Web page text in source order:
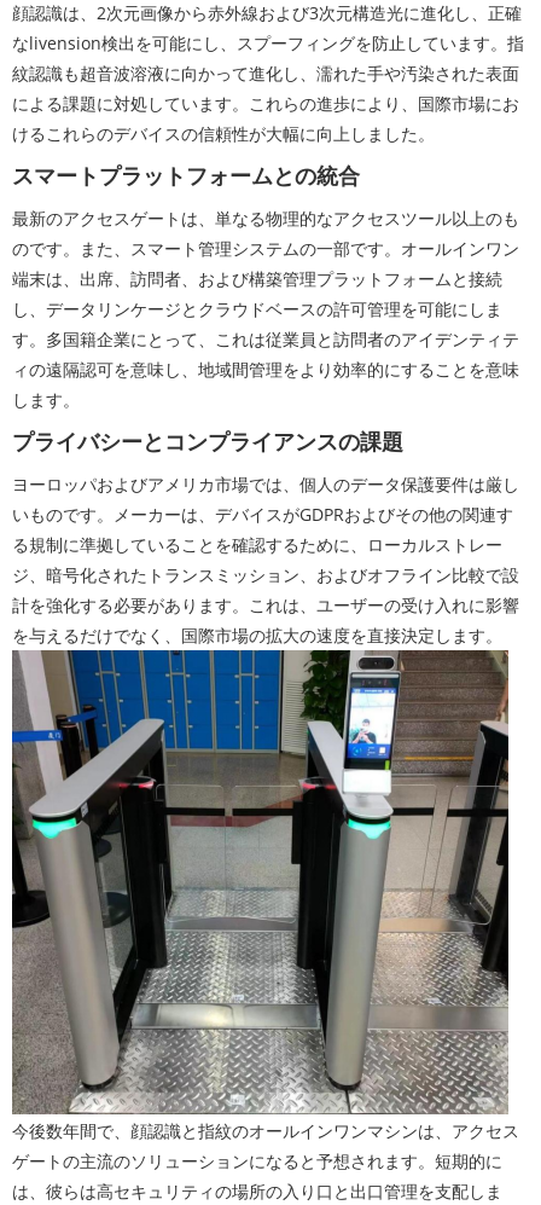
顔認識は、2次元画像から赤外線および3次元構造光に進化し、正確
なlivension検出を可能にし、スプーフィングを防止しています。指
紋認識も超音波溶液に向かって進化し、濡れた手や汚染された表面
による課題に対処しています。これらの進歩により、国際市場にお
けるこれらのデバイスの信頼性が大幅に向上しました。
スマートプラットフォームとの統合
最新のアクセスゲートは、単なる物理的なアクセスツール以上のも
のです。また、スマート管理システムの一部です。オールインワン
端末は、出席、訪問者、および構築管理プラットフォームと接続
し、データリンケージとクラウドベースの許可管理を可能にしま
す。多国籍企業にとって、これは従業員と訪問者のアイデンティテ
ィの遠隔認可を意味し、地域間管理をより効率的にすることを意味
します。
プライバシーとコンプライアンスの課題
ヨーロッパおよびアメリカ市場では、個人のデータ保護要件は厳し
いものです。メーカーは、デバイスがGDPRおよびその他の関連す
る規制に準拠していることを確認するために、ローカルストレー
ジ、暗号化されたトランスミッション、およびオフライン比較で設
計を強化する必要があります。これは、ユーザーの受け入れに影響
を与えるだけでなく、国際市場の拡大の速度を直接決定します。
今後数年間で、顔認識と指紋のオールインワンマシンは、アクセス
ゲートの主流のソリューションになると予想されます。短期的に
は、彼らは高セキュリティの場所の入り口と出口管理を支配しま